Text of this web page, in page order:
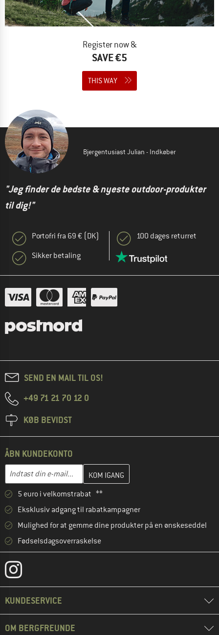
Register now &
SAVE €5
THIS WAY
Bjergentusiast Julian - Indkøber
"Jeg finder de bedste & nyeste outdoor-produkter
til dig!"
Portofri fra 69 € (DK)
Sikker betaling
100 dages returret
SEND EN MAIL TIL OS!
+49 71 21 70 12 0
KØB BEVIDST
ÅBN KUNDEKONTO
E-mail-adresse
Indtast din e-mailadresse her, og opret i næste trin din
5 euro i velkomstrabat **
Eksklusiv adgang til rabatkampagner
Mulighed for at gemme dine produkter på en ønskeseddel
Fødselsdagsoverraskelse
KUNDESERVICE
OM BERGFREUNDE